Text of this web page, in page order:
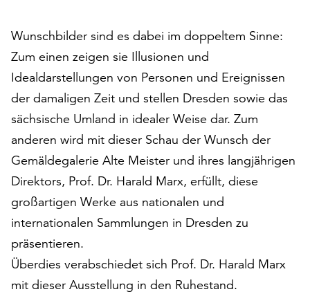
Einstellungen
über
die
Schaltfläche
„Auswählen“.
Weitere
Informationen
finden
Sie
in
unserer
Datenschutzerklärung
oder
dem
Impressum
.
Wunschbilder sind es dabei im doppeltem Sinne:
Zum einen zeigen sie Illusionen und
Idealdarstellungen von Personen und Ereignissen
der damaligen Zeit und stellen Dresden sowie das
sächsische Umland in idealer Weise dar. Zum
anderen wird mit dieser Schau der Wunsch der
Gemäldegalerie Alte Meister und ihres langjährigen
Direktors, Prof. Dr. Harald Marx, erfüllt, diese
großartigen Werke aus nationalen und
internationalen Sammlungen in Dresden zu
präsentieren.
Überdies verabschiedet sich Prof. Dr. Harald Marx
mit dieser Ausstellung in den Ruhestand.